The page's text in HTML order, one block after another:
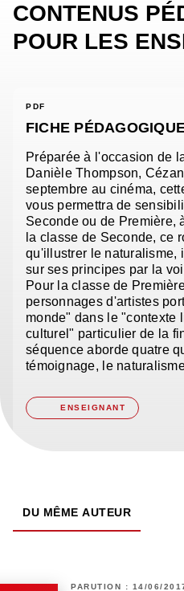
CONTENUS
POUR LES
PDF
FICHE
Préparée à l'occasion de
Danièle Thompson,
septembre au cinéma,
vous permettra de
Seconde ou de Première,
la classe de Seconde, ce
qu'illustrer le naturalisme,
sur ses principes par la
Pour la classe de
personnages d'artistes
monde" dans le "contexte
culturel" particulier de la
séquence aborde quatre
témoignage, le
ENSEIGNANT
DU MÊME AUTEUR
PARUTION : 14/06/